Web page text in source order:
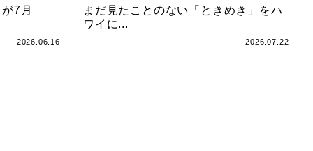
7月
2026.06.16
まだ見たことのない「ときめき」をハ
ワイに...
2026.07.22